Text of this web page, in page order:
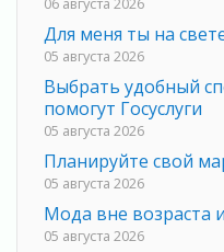
Для меня ты на
05 августа 2026
Выбрать удобный
помогут Госуслуги
05 августа 2026
Планируйте свой
05 августа 2026
Мода вне возраста
05 августа 2026